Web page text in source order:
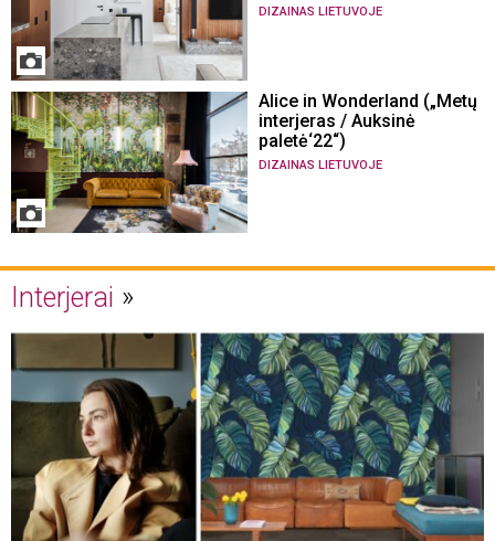
DIZAINAS LIETUVOJE
Alice in Wonderland („Metų
interjeras / Auksinė
paletė‘22“)
DIZAINAS LIETUVOJE
Interjerai